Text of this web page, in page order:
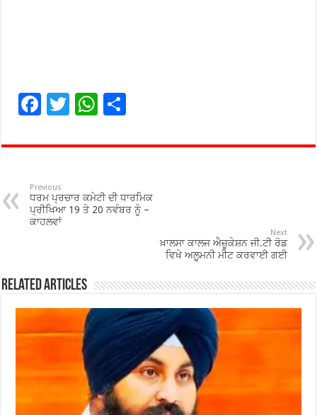
F
e
o
o
T
tt
W
at
p
p
ar
Previous
ਧਰਮ ਪ੍ਰਚਾਰ ਕਮੇਟੀ ਦੀ ਧਾਰਮਿਕ
ਪ੍ਰੀਖਿਆ 19 ਤੇ 20 ਨਵੰਬਰ ਨੂੰ –
ਕਾਹਲਵਾਂ
Next
ਖ਼ਾਲਸਾ ਕਾਲਜ ਐਜ਼ੂਕੇਸ਼ਨ ਜੀ.ਟੀ ਰੋਡ
ਵਿਖੇ ਅਲੂਮਨੀ ਮੀਟ ਕਰਵਾਈ ਗਈ
Related Articles